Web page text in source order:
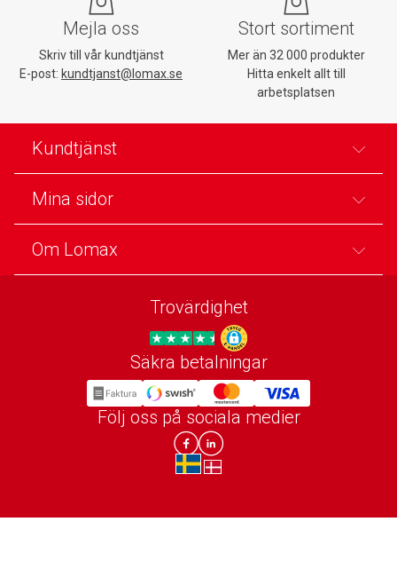
Mejla oss
Skriv till vår kundtjänst
E-post: kundtjanst@lomax.se
Stort sortiment
Mer än 32 000 produkter
Hitta enkelt allt till
arbetsplatsen
Kundtjänst
Mina sidor
Om Lomax
Trovärdighet
Trygg E-handel
Säkra betalningar
Följ oss på sociala medier
Lomax DK Facebook
Lomax SE LinkIn
sv-SEda-DK